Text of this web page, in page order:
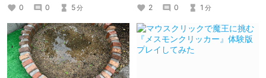
0
0 5分
2
0 1 分